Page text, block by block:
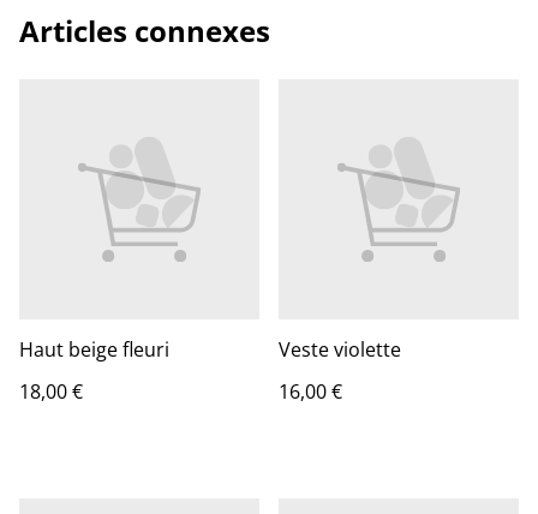
Articles connexes
Haut beige fleuri
18,00 €
Veste violette
16,00 €